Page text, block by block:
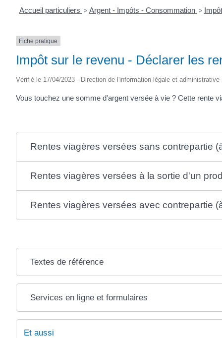
Accueil particuliers > Argent - Impôts - Consommation >
Fiche pratique
Impôt sur le revenu - Déclarer les
Vérifié le 17/04/2023 - Direction de l'information légale et administrative
Vous touchez une somme d'argent versée à vie ? Cette rente
Rentes viagères versées sans contrepartie
Rentes viagères versées à la sortie d'un
Rentes viagères versées avec contrepartie
Textes de référence
Services en ligne et formulaires
Et aussi